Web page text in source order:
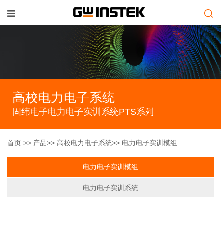
高校电力电子系统
固纬电子电力电子实训系统PTS系列
首页 >> 产品>> 高校电力电子系统>> 电力电子实训模组
电力电子实训模组
电力电子实训系统